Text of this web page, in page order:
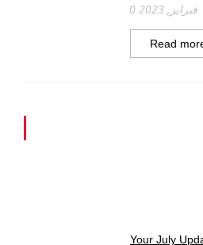
0
Read
Your July